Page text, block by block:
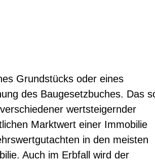
Grundstücks oder eines
des Baugesetzbuches. Das
wertsteigernder
Marktwert einer Immobilie
in den meisten
Auch im Erbfall wird der